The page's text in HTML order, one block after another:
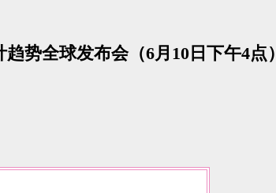
势全球发布会（6月10日下午4点）